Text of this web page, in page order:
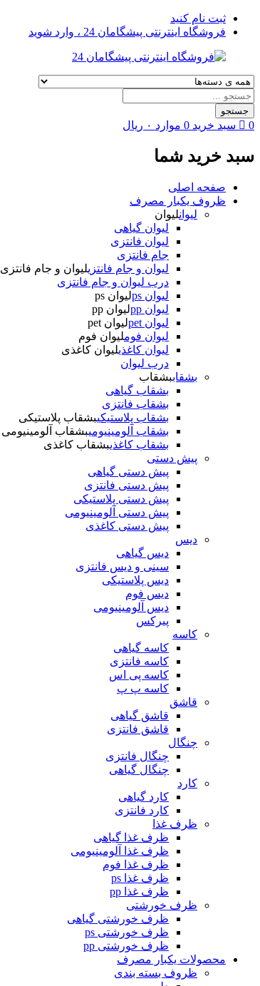
ثبت نام کنید
فروشگاه اینترنتی پیشگامان 24 ، وارد شوید
Products
search
جستجو
0 سبد خرید 0 موارد ۰ ریال
سبد خرید شما
صفحه اصلی
ظروف یکبار مصرف
لیوانلیوان
لیوان گیاهی
لیوان فانتزی
جام فانتزی
لیوان و جام فانتزیلیوان و جام فانتزی
درب لیوان و جام فانتزی
لیوان ps
لیوان ps
لیوان pp
لیوان pp
لیوان pet
لیوان pet
لیوان فوملیوان فوم
لیوان کاغذیلیوان کاغذی
درب لیوان
بشقاببشقاب
بشقاب گیاهی
بشقاب فانتزی
بشقاب پلاستیکیبشقاب پلاستیکی
بشقاب آلومینیومیبشقاب آلومینیومی
بشقاب کاغذیبشقاب کاغذی
پیش دستی
پیش دستی گیاهی
پیش دستی فانتزی
پیش دستی پلاستیکی
پیش دستی آلومینیومی
پیش دستی کاغذی
دیس
دیس گیاهی
سینی و دیس فانتزی
دیس پلاستیکی
دیس فوم
دیس آلومینیومی
پیرکس
کاسه
کاسه گیاهی
کاسه فانتزی
کاسه پی اس
کاسه پ پ
قاشق
قاشق گیاهی
قاشق فانتزی
چنگال
چنگال فانتزی
چنگال گیاهی
کارد
کارد گیاهی
کارد فانتزی
ظرف غذا
ظرف غذا گیاهی
ظرف غذا آلومینیومی
ظرف غذا فوم
ظرف غذا ps
ظرف غذا pp
ظرف خورشتی
ظرف خورشتی گیاهی
ظرف خورشتی ps
ظرف خورشتی pp
محصولات یکبار مصرف
ظروف بسته بندی